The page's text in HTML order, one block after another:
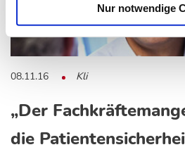
Nur notwendige
08.11.16 Kli
„Der
die